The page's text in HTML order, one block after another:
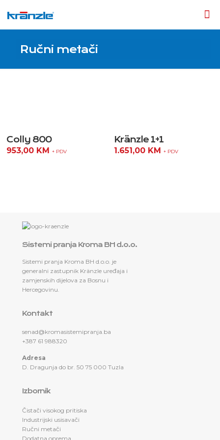
Ručni metači
Colly 800
953,00 KM + PDV
Kränzle 1+1
1.651,00 KM + PDV
Sistemi pranja Kroma BH d.o.o.
Sistemi pranja Kroma BH d.o.o. je
generalni zastupnik Kränzle uređaja i
zamjenskih dijelova za Bosnu i
Hercegovinu.
Kontakt
senad@kromasistemipranja.ba
+387 61 988320
Adresa
D. Dragunja do br. 50 75 000 Tuzla
Izbornik
Čistači visokog pritiska
Industrijski usisavači
Ručni metači
Dodatna oprema